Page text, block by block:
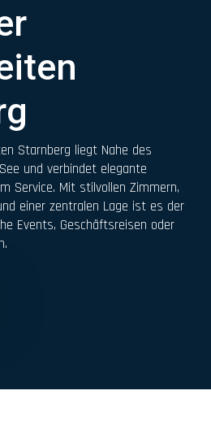
Starnberg liegt Nahe des
und verbindet elegante
Service. Mit stilvollen Zimmern,
einer zentralen Lage ist es der
Events, Geschäftsreisen oder